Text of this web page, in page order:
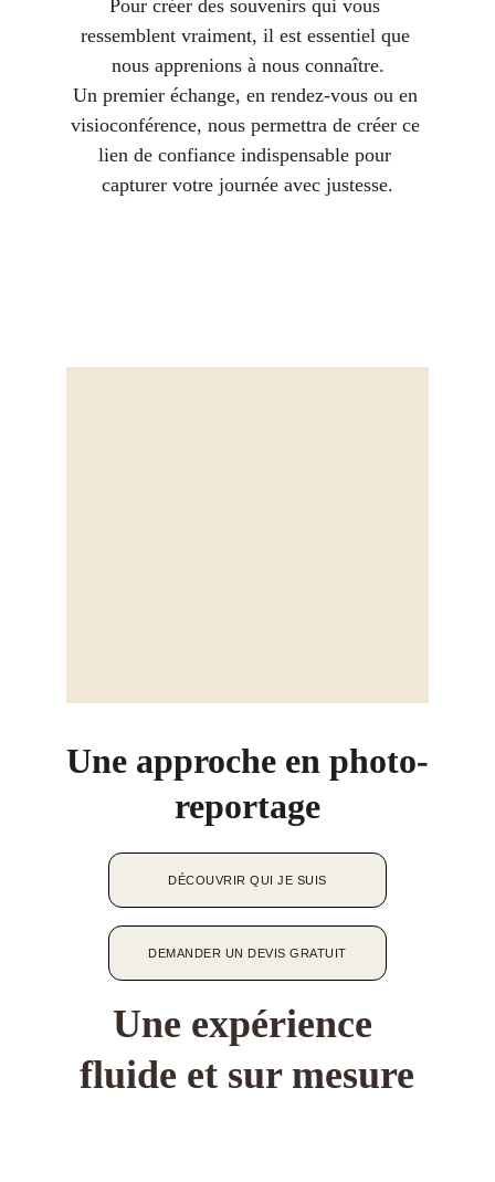
Pour créer des souvenirs qui vous
ressemblent vraiment, il est essentiel que
nous apprenions à nous connaître.
Un premier échange, en rendez-vous ou en
visioconférence, nous permettra de créer ce
lien de confiance indispensable pour
capturer votre journée avec justesse.
Une approche en photo-
reportage
DÉCOUVRIR QUI JE SUIS
DEMANDER UN DEVIS GRATUIT
Une expérience
fluide et sur mesure